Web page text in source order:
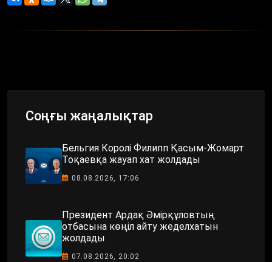
Соңғы жаңалықтар
Бельгия Королі Филипп Қасым-Жомарт
Тоқаевқа жауап хат жолдады
08.08.2026, 17:06
Президент Ардақ Әмірқұловтың
отбасына көңіл айту жеделхатын
жолдады
07.08.2026, 20:02